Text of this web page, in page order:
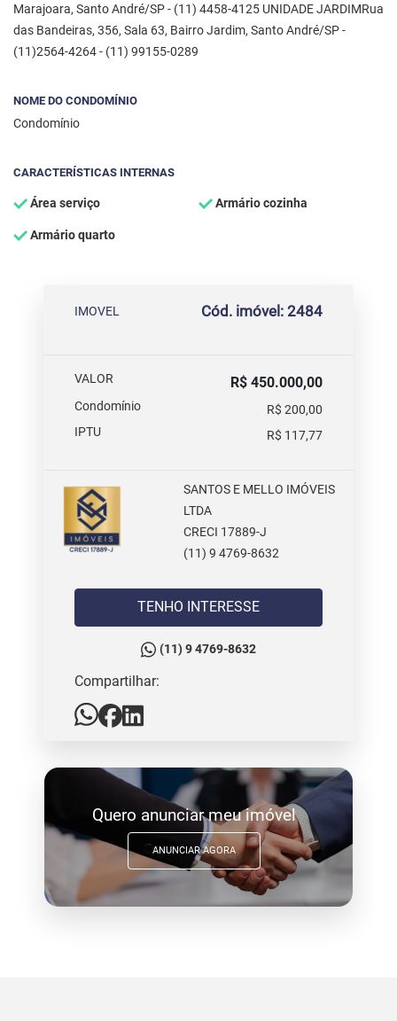
Marajoara, Santo André/SP - (11) 4458-4125 UNIDADE JARDIMRua
das Bandeiras, 356, Sala 63, Bairro Jardim, Santo André/SP -
(11)2564-4264 - (11) 99155-0289
NOME DO CONDOMÍNIO
Condomínio
CARACTERÍSTICAS INTERNAS
Área serviço Armário cozinha
Armário quarto
IMOVEL Cód. imóvel: 2484
VALOR R$ 450.000,00
Condomínio
R$ 200,00
IPTU
R$ 117,77
SANTOS E MELLO IMÓVEIS
LTDA
CRECI 17889-J
(11) 9 4769-8632
TENHO INTERESSE
(11) 9 4769-8632
Compartilhar:
Quero anunciar meu imóvel
ANUNCIAR AGORA